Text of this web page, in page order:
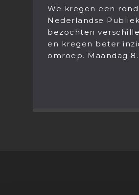
We kregen een
Nederlandse
bezochten
en kregen beter
omroep. Maandag